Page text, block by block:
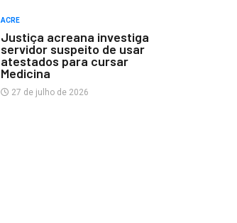
ACRE
Justiça acreana investiga
servidor suspeito de usar
atestados para cursar
Medicina
27 de julho de 2026